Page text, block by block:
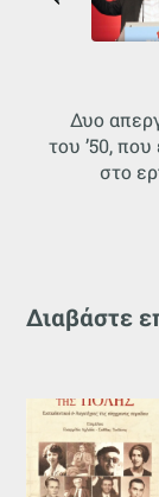
Δυο
του ’50,
στο
Διαβάστε